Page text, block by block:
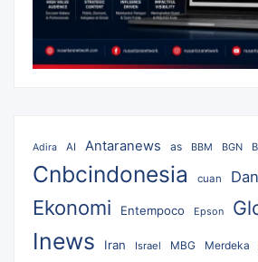
Adira AI Antaranews as BBM BGN
Cnbcindonesia cuan
Ekonomi Entempoco Epson
Inews Iran Israel MBG Merdeka